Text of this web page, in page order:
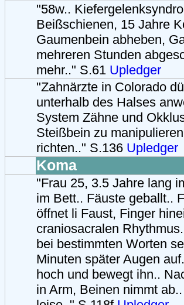
"58w..
Beißschienen, 15 Jahre
Gaumenbein abheben,
mehreren Stunden
mehr.." S.61 Upledger
"Zahnärzte in Colorado
unterhalb des Halses
System Zähne und
Steißbein zu
richten.." S.136 Upledger
Koma
"Frau 25, 3.5 Jahre lang
im Bett.. Fäuste geballt..
öffnet li Faust, Finger
craniosacralen
bei bestimmten Worten
Minuten später Augen
hoch und bewegt ihn..
in Arm, Beinen nimmt